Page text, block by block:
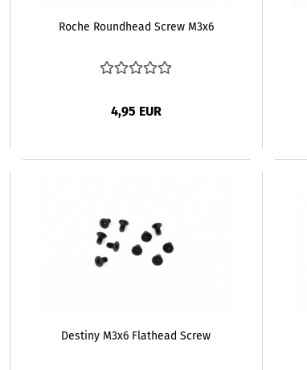
Roche Roundhead Screw M3x6
4,95 EUR
Destiny M3x6 Flathead Screw